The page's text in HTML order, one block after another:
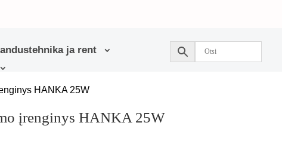
ja rent
HANKA 25W
įrenginys HANKA 25W